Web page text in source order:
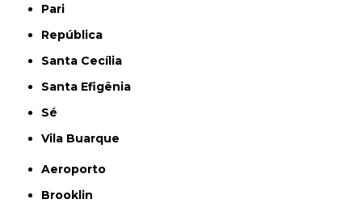
Pari
República
Santa Cecília
Santa Efigênia
Sé
Vila Buarque
Aeroporto
Brooklin